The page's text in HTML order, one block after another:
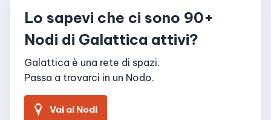
Lo sapevi che ci sono 90+
Nodi di Galattica attivi?
Galattica è una rete di spazi.
Passa a trovarci in un Nodo.
Vai ai Nodi